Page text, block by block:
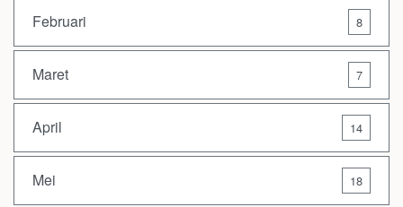
Februari 8
Maret 7
April 14
Mei 18